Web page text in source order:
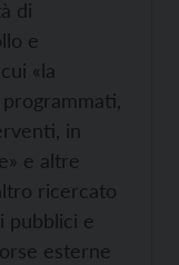
di
e
«la
in
e altre
ricercato
pubblici e
esterne